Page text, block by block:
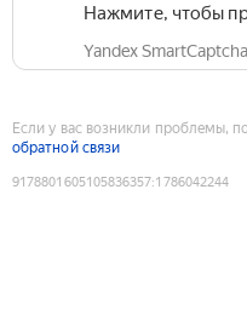
Нажмите, чтобы
Yandex SmartCaptcha
Если у вас возникли проблемы,
обратной связи
9178801605105836357:1786042244